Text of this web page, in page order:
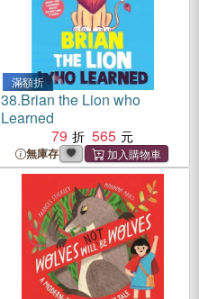
滿額折
38.Brian the Lion who
Learned
79
565
無庫存